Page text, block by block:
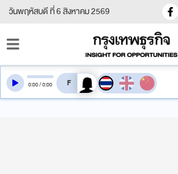
วันพฤหัสบดี ที่ 6 สิงหาคม 2569
0:00/0:00 สลับเสียงอ่าน